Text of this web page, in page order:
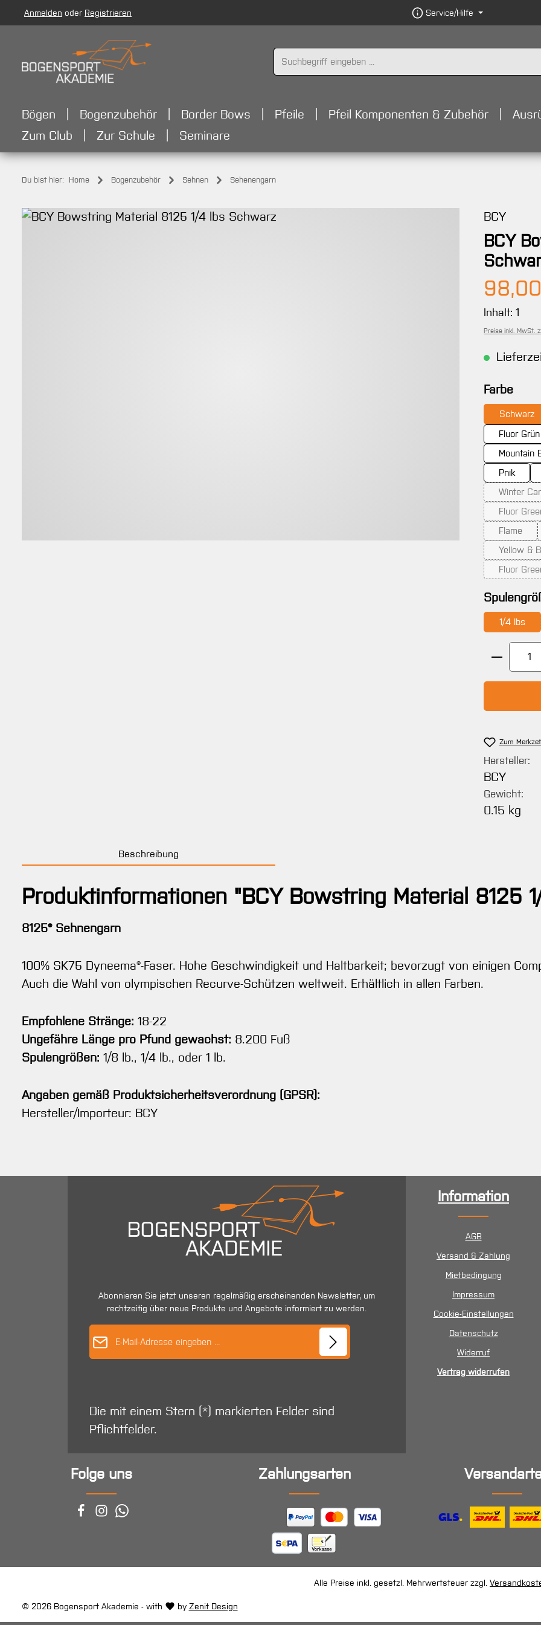
Hauptinhalt springen
Zur Suche springen
Zur Hauptnavigation springen
Anmelden oder Registrieren Service/Hilfe
Bögen Bogenzubehör Border Bows Pfeile Pfeil Komponenten & Zubehör
Zum Club
Zur Schule Seminare
Du bist hier: Home Bogenzubehör Sehnen Sehenengarn
Bildergalerie überspringen BCY
BCY
Regulärer
Inhalt:1
Preise inkl. MwSt.
Farbe
Schwarz
Fluor Grün
Mountain
Pnik
Winter
Fluor
Flame
(Diese
Yellow &
Fluor
1/4 lbs
Zum
Hersteller:
BCY
Gewicht:
0.15 kg
Beschreibung
Produktinformationen "BCY Bowstring Material 8125
8125® Sehnengarn
100% SK75 Dyneema®-Faser. Hohe Geschwindigkeit und Haltbarkeit; bevorzugt von einigen
Auch die Wahl von olympischen Recurve-Schützen weltweit. Erhältlich in allen Farben.
Empfohlene Stränge: 18-22
Ungefähre Länge pro Pfund gewachst: 8.200 Fuß
Spulengrößen: 1/8 lb., 1/4 lb., oder 1 lb.
Angaben gemäß Produktsicherheitsverordnung (GPSR):
Hersteller/Importeur: BCY
Abonnieren Sie jetzt unseren regelmäßig erscheinenden Newsletter, um
rechtzeitig über neue Produkte und Angebote informiert zu werden.
Die mit einem Stern (*) markierten Felder sind
Pflichtfelder.
Information
AGB
Versand & Zahlung
Mietbedingung
Impressum
Cookie-Einstellungen
Datenschutz
Widerruf
Vertrag widerrufen
Folge uns Zahlungsarten
Alle Preise inkl. gesetzl. Mehrwertsteuer zzgl.
© 2026 Bogensport Akademie - with by Zenit Design